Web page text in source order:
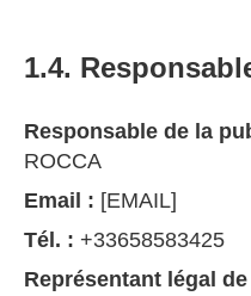
1.4.
Responsable de la
ROCCA
Email : [EMAIL]
Tél. : +33658583425
Représentant légal